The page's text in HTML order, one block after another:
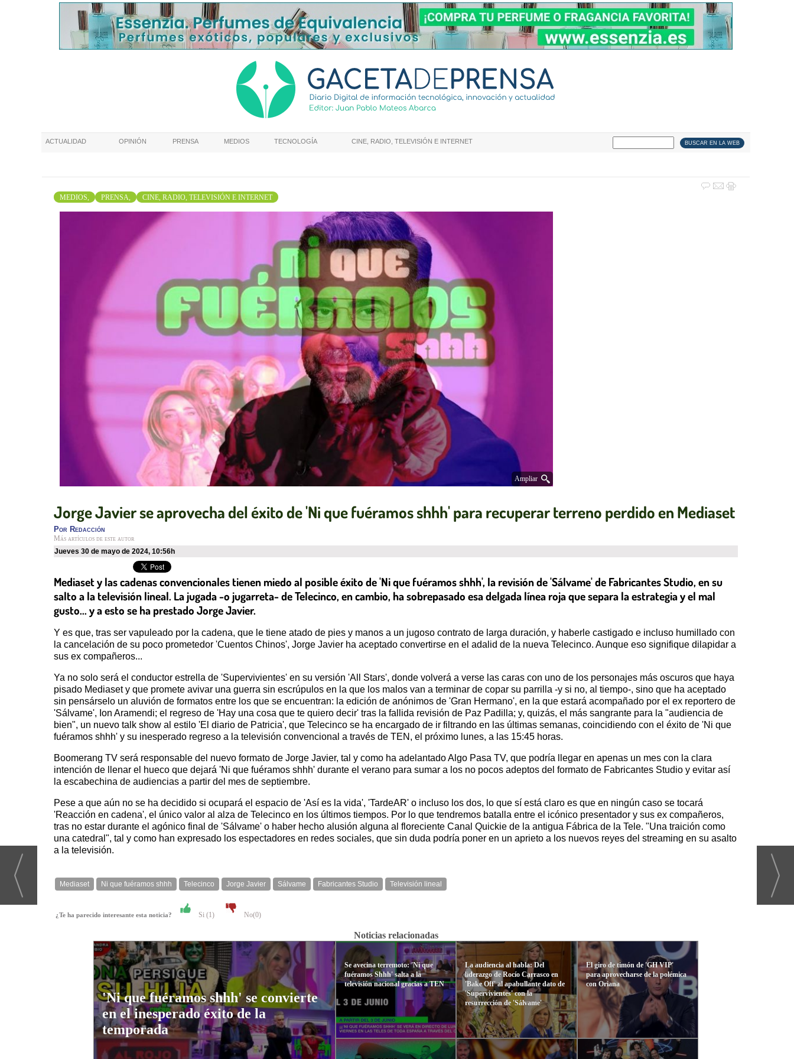
ACTUALIDAD OPINIÓN PRENSA MEDIOS TECNOLOGÍA CINE, RADIO, TELEVISIÓN E INTERNET
MEDIOS, PRENSA, CINE, RADIO, TELEVISIÓN E INTERNET
Ampliar
Jorge Javier se aprovecha del éxito de 'Ni que fuéramos shhh' para recuperar terreno perdido en Mediaset
Por Redacción
Más artículos de este autor
jueves 30 de mayo de 2024, 10:56h
Mediaset y las cadenas convencionales tienen miedo al posible éxito de 'Ni que fuéramos shhh', la revisión de 'Sálvame' de Fabricantes Studio, en su
salto a la televisión lineal. La jugada -o jugarreta- de Telecinco, en cambio, ha sobrepasado esa delgada línea roja que separa la estrategia y el mal
gusto... y a esto se ha prestado Jorge Javier.
Y es que, tras ser vapuleado por la cadena, que le tiene atado de pies y manos a un jugoso contrato de larga duración, y haberle castigado e incluso humillado con
la cancelación de su poco prometedor 'Cuentos Chinos', Jorge Javier ha aceptado convertirse en el adalid de la nueva Telecinco. Aunque eso signifique dilapidar a
sus ex compañeros...
Ya no solo será el conductor estrella de 'Supervivientes' en su versión 'All Stars', donde volverá a verse las caras con uno de los personajes más oscuros que haya
pisado Mediaset y que promete avivar una guerra sin escrúpulos en la que los malos van a terminar de copar su parrilla -y si no, al tiempo-, sino que ha aceptado
sin pensárselo un aluvión de formatos entre los que se encuentran: la edición de anónimos de 'Gran Hermano', en la que estará acompañado por el ex reportero de
'Sálvame', Ion Aramendi; el regreso de 'Hay una cosa que te quiero decir' tras la fallida revisión de Paz Padilla; y, quizás, el más sangrante para la "audiencia de
bien", un nuevo talk show al estilo 'El diario de Patricia', que Telecinco se ha encargado de ir filtrando en las últimas semanas, coincidiendo con el éxito de 'Ni que
fuéramos shhh' y su inesperado regreso a la televisión convencional a través de TEN, el próximo lunes, a las 15:45 horas.
Boomerang TV será responsable del nuevo formato de Jorge Javier, tal y como ha adelantado Algo Pasa TV, que podría llegar en apenas un mes con la clara
intención de llenar el hueco que dejará 'Ni que fuéramos shhh' durante el verano para sumar a los no pocos adeptos del formato de Fabricantes Studio y evitar así
la escabechina de audiencias a partir del mes de septiembre.
Pese a que aún no se ha decidido si ocupará el espacio de 'Así es la vida', 'TardeAR' o incluso los dos, lo que sí está claro es que en ningún caso se tocará
'Reacción en cadena', el único valor al alza de Telecinco en los últimos tiempos. Por lo que tendremos batalla entre el icónico presentador y sus ex compañeros,
tras no estar durante el agónico final de 'Sálvame' o haber hecho alusión alguna al floreciente Canal Quickie de la antigua Fábrica de la Tele. "Una traición como
una catedral", tal y como han expresado los espectadores en redes sociales, que sin duda podría poner en un aprieto a los nuevos reyes del streaming en su asalto
a la televisión.
Mediaset Ni que fuéramos shhh Telecinco Jorge Javier Sálvame Fabricantes Studio Televisión lineal
¿Te ha parecido interesante esta noticia? Si (1) No(0)
Noticias relacionadas
'Ni que fuéramos shhh' se convierte
en el inesperado éxito de la
temporada
Se avecina terremoto: 'Ni que
fuéramos Shhh' salta a la
televisión nacional gracias a TEN
La audiencia al habla: Del
liderazgo de Rocío Carrasco en
'Bake Off' al apabullante dato de
'Supervivientes' con la
resurrección de 'Sálvame'
El giro de timón de 'GH VIP'
para aprovecharse de la polémica
con Oriana